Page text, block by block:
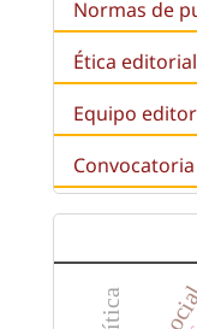
Normas de
Ética editorial
Equipo
Convocatoria